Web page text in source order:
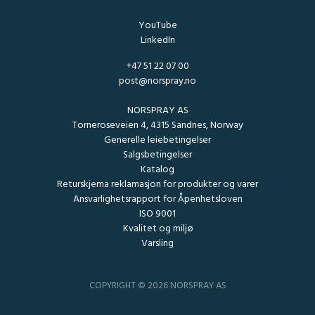
YouTube
LinkedIn
+47 51 22 07 00
post@norspray.no
NORSPRAY AS
Torneroseveien 4, 4315 Sandnes, Norway
Generelle leiebetingelser
Salgsbetingelser
Katalog
Returskjema reklamasjon for produkter og varer
Ansvarlighetsrapport for Åpenhetsloven
ISO 9001
Kvalitet og miljø
Varsling
COPYRIGHT © 2026 NORSPRAY AS